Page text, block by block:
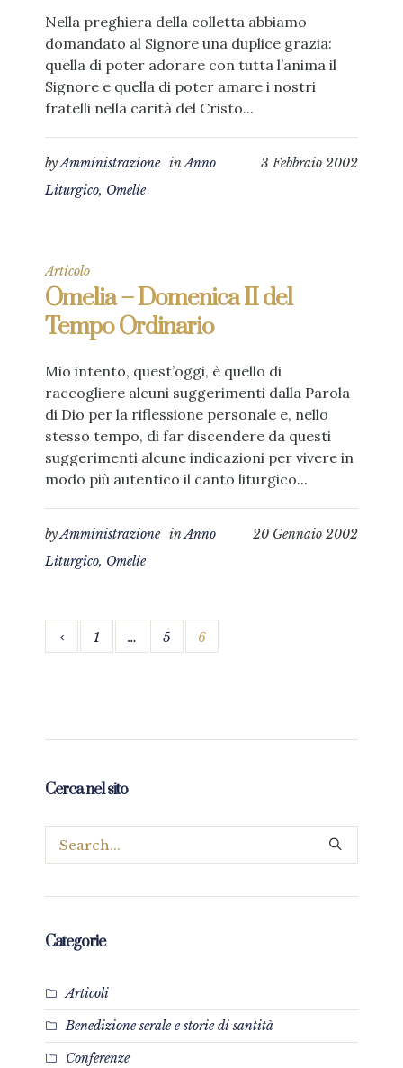
Nella preghiera della colletta abbiamo
domandato al Signore una duplice grazia:
quella di poter adorare con tutta l’anima il
Signore e quella di poter amare i nostri
fratelli nella carità del Cristo...
3 Febbraio 2002
byAmministrazione inAnno
Liturgico, Omelie
Articolo
Omelia – Domenica II del
Tempo Ordinario
Mio intento, quest’oggi, è quello di
raccogliere alcuni suggerimenti dalla Parola
di Dio per la riflessione personale e, nello
stesso tempo, di far discendere da questi
suggerimenti alcune indicazioni per vivere in
modo più autentico il canto liturgico...
20 Gennaio 2002
byAmministrazione inAnno
Liturgico, Omelie
1 … 5 6
Cerca nel sito
Categorie
Articoli
Benedizione serale e storie di santità
Conferenze